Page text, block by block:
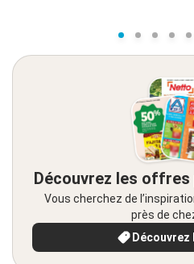
Découvrez les offres
Vous cherchez de
près de